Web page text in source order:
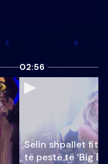
02:56
Selin shpallet
të pestë të ‘Big